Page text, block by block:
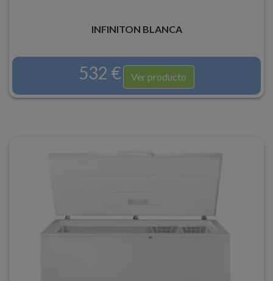
INFINITON BLANCA
532 € Ver producto